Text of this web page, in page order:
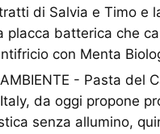
di Salvia e Timo e
placca batterica che
con Menta
- Pasta
da oggi propone
senza allumino,